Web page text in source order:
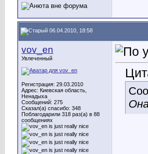
06.04.2010, 18:58
vov_en
Увлеченный
Регистрация: 29.03.2010
Адрес: Киевская область,
Ненадыха
Сообщений: 275
Сказал(а) спасибо: 348
Поблагодарили 318 раз(а) в 88
сообщениях